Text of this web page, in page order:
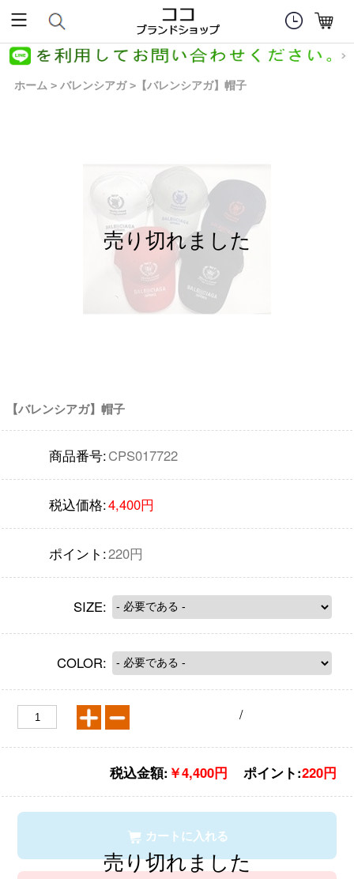
ホーム > バレンシアガ >【バレンシアガ】帽子
【バレンシアガ】帽子
商品番号:CPS017722
税込価格:4,400円
ポイント:220円
SIZE:
COLOR:
/
税込金額: ￥4,400円 ポイント:220円
カートに入れる